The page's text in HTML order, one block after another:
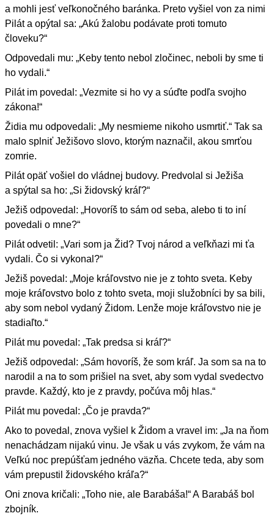
a mohli jesť veľkonočného baránka. Preto vyšiel von za nimi
Pilát a opýtal sa: „Akú žalobu podávate proti tomuto
človeku?“
Odpovedali mu: „Keby tento nebol zločinec, neboli by sme ti
ho vydali.“
Pilát im povedal: „Vezmite si ho vy a súďte podľa svojho
zákona!“
Židia mu odpovedali: „My nesmieme nikoho usmrtiť.“ Tak sa
malo splniť Ježišovo slovo, ktorým naznačil, akou smrťou
zomrie.
Pilát opäť vošiel do vládnej budovy. Predvolal si Ježiša
a spýtal sa ho: „Si židovský kráľ?“
Ježiš odpovedal: „Hovoríš to sám od seba, alebo ti to iní
povedali o mne?“
Pilát odvetil: „Vari som ja Žid? Tvoj národ a veľkňazi mi ťa
vydali. Čo si vykonal?“
Ježiš povedal: „Moje kráľovstvo nie je z tohto sveta. Keby
moje kráľovstvo bolo z tohto sveta, moji služobníci by sa bili,
aby som nebol vydaný Židom. Lenže moje kráľovstvo nie je
stadiaľto.“
Pilát mu povedal: „Tak predsa si kráľ?“
Ježiš odpovedal: „Sám hovoríš, že som kráľ. Ja som sa na to
narodil a na to som prišiel na svet, aby som vydal svedectvo
pravde. Každý, kto je z pravdy, počúva môj hlas.“
Pilát mu povedal: „Čo je pravda?“
Ako to povedal, znova vyšiel k Židom a vravel im: „Ja na ňom
nenachádzam nijakú vinu. Je však u vás zvykom, že vám na
Veľkú noc prepúšťam jedného väzňa. Chcete teda, aby som
vám prepustil židovského kráľa?“
Oni znova kričali: „Toho nie, ale Barabáša!“ A Barabáš bol
zbojník.